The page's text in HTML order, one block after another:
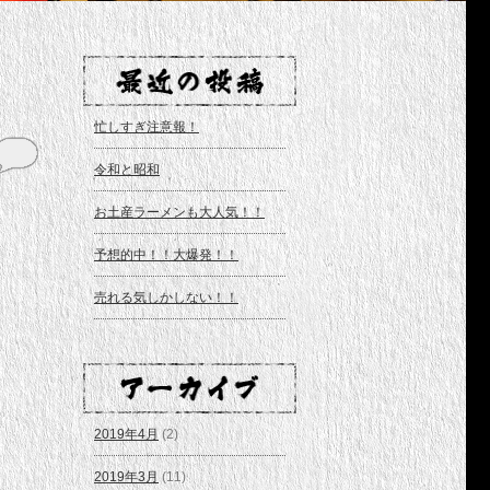
忙しすぎ注意報！
令和と昭和
お土産ラーメンも大人気！！
予想的中！！大爆発！！
売れる気しかしない！！
2019年4月(2)
2019年3月 (11)